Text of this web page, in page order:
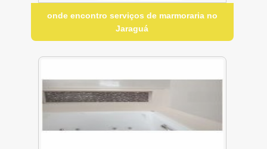
onde encontro serviços de marmoraria no
Jaraguá